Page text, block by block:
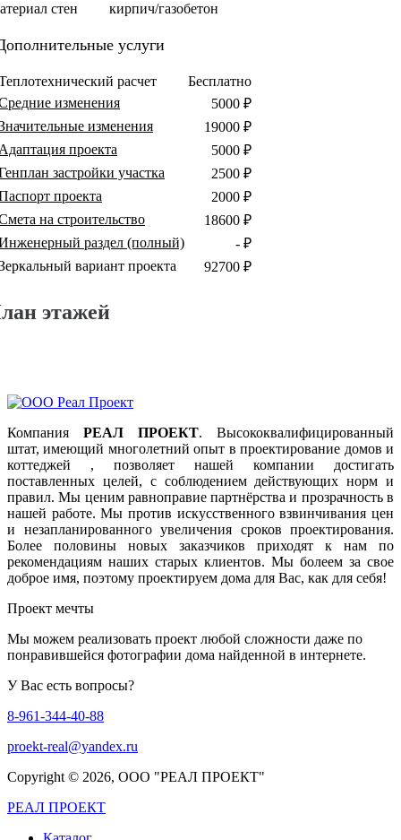
стен
кирпич/газобетон
услуги
расчет
Бесплатно
изменения
5000 ₽
изменения
19000 ₽
проекта
5000 ₽
застройки участка
2500 ₽
проекта
2000 ₽
на строительство
18600 ₽
раздел (полный)
- ₽
вариант проекта
92700 ₽
этажей
Компания РЕАЛ ПРОЕКТ. Высококвалифицированный
штат, имеющий многолетний опыт в проектирование домов и
коттеджей , позволяет нашей компании достигать
поставленных целей, с соблюдением действующих норм и
правил. Мы ценим равноправие партнёрства и прозрачность в
нашей работе. Мы против искусственного взвинчивания цен
и незапланированного увеличения сроков проектирования.
Более половины новых заказчиков приходят к нам по
рекомендациям наших старых клиентов. Мы болеем за свое
доброе имя, поэтому проектируем дома для Вас, как для себя!
Проект мечты
Мы можем реализовать проект любой сложности даже по
понравившейся фотографии дома найденной в интернете.
У Вас есть вопросы?
8-961-344-40-88
proekt-real@yandex.ru
Copyright © 2026, ООО "РЕАЛ ПРОЕКТ"
РЕАЛ ПРОЕКТ